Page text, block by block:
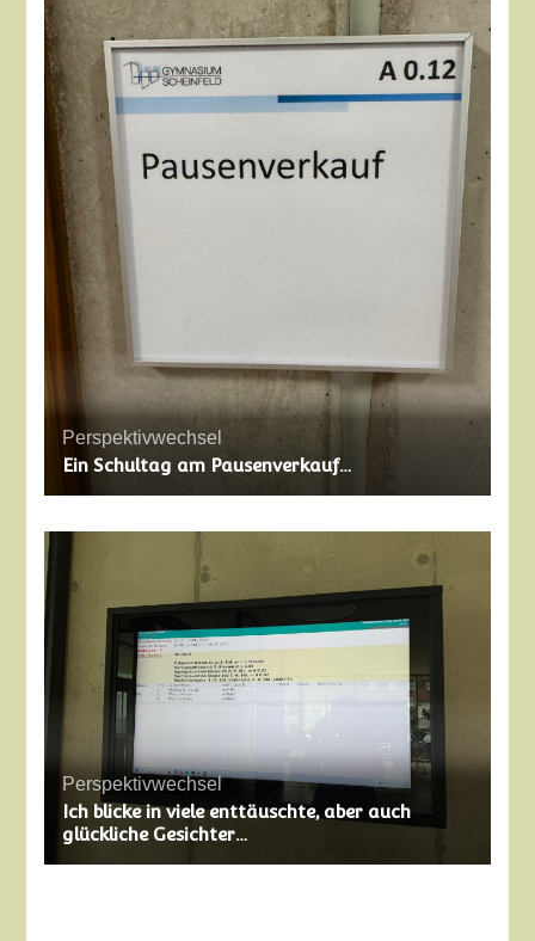
Perspektivwechsel
Ein Schultag am Pausenverkauf…
Perspektivwechsel
Ich blicke in viele enttäuschte, aber auch
glückliche Gesichter…